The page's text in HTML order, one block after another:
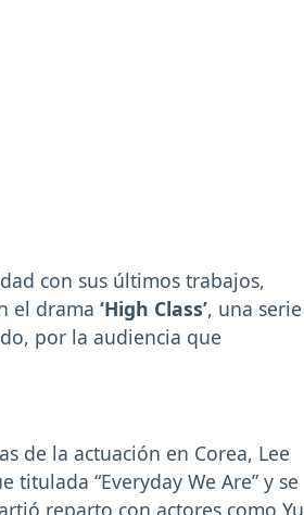
con sus últimos trabajos,
el drama ‘High Class’, una serie
por la audiencia que
de la actuación en Corea, Lee
“Everyday We Are” y se
reparto con actores como Yu